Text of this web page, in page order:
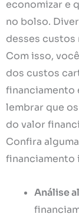
economizar e
no bolso.
desses
Com isso,
dos custos
financiamento
lembrar que
do valor
Confira
financiamento
Análise